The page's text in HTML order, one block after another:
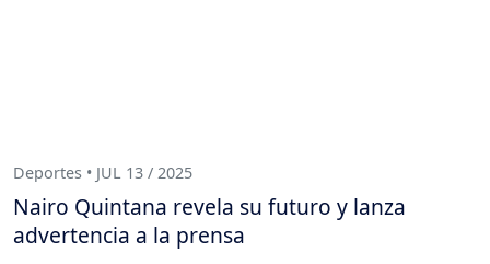
Deportes • JUL 13 / 2025
Nairo Quintana revela su futuro y lanza
advertencia a la prensa